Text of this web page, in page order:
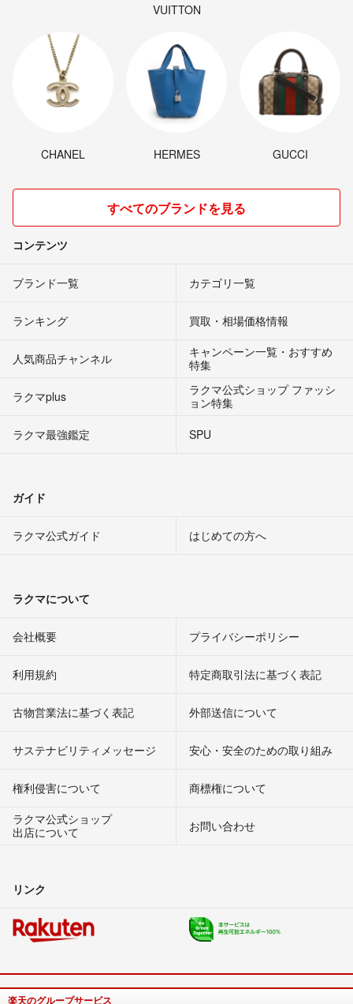
VUITTON
CHANEL HERMES GUCCI
すべてのブランドを見る
コンテンツ
ブランド一覧 カテゴリ一覧
ランキング 買取・相場価格情報
人気商品チャンネル
キャンペーン一覧・おすすめ
特集
ラクマplus
ラクマ公式ショップ ファッシ
ョン特集
ラクマ最強鑑定
SPU
ガイド
ラクマ公式ガイド はじめての方へ
ラクマについて
会社概要 プライバシーポリシー
利用規約 特定商取引法に基づく表記
古物営業法に基づく表記 外部送信について
サステナビリティメッセージ 安心・安全のための取り組み
権利侵害について
商標権について
ラクマ公式ショップ
出店について
お問い合わせ
リンク
楽天のグループサービス